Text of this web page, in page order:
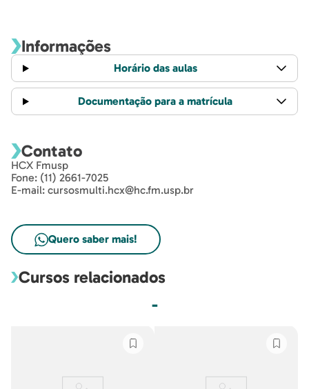
Informações
Horário das aulas
Documentação para a matrícula
Contato
HCX Fmusp
Fone: (11) 2661-7025
E-mail: cursosmulti.hcx@hc.fm.usp.br
Quero saber mais!
Cursos relacionados
-